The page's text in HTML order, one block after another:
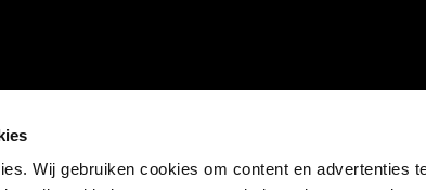
Wij gebruiken cookies om content en advertenties